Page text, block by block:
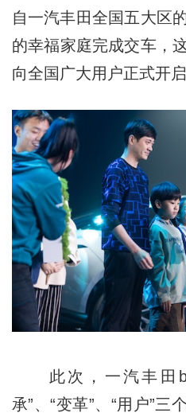
自一汽丰田全国五大区
的幸福家庭完成交车，
向全国广大用户正式开启
此次，一汽丰田
承”、“变革”、“用户”三